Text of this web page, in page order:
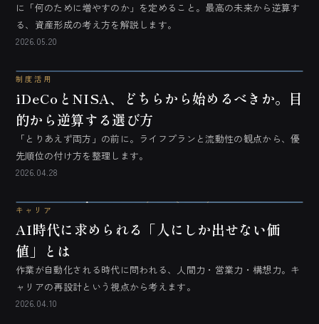
に「何のために増やすのか」を定めること。最高の未来から逆算す
る、資産形成の考え方を解説します。
2026.05.20
制度活用
iDeCoとNISA、どちらから始めるべきか。目
的から逆算する選び方
「とりあえず両方」の前に。ライフプランと流動性の観点から、優
先順位の付け方を整理します。
2026.04.28
キャリア
AI時代に求められる「人にしか出せない価
値」とは
作業が自動化される時代に問われる、人間力・営業力・構想力。キ
ャリアの再設計という視点から考えます。
2026.04.10